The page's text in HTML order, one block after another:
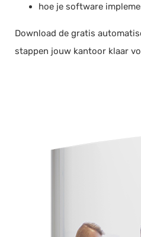
hoe je software
Download de gratis
stappen jouw kantoor klaar